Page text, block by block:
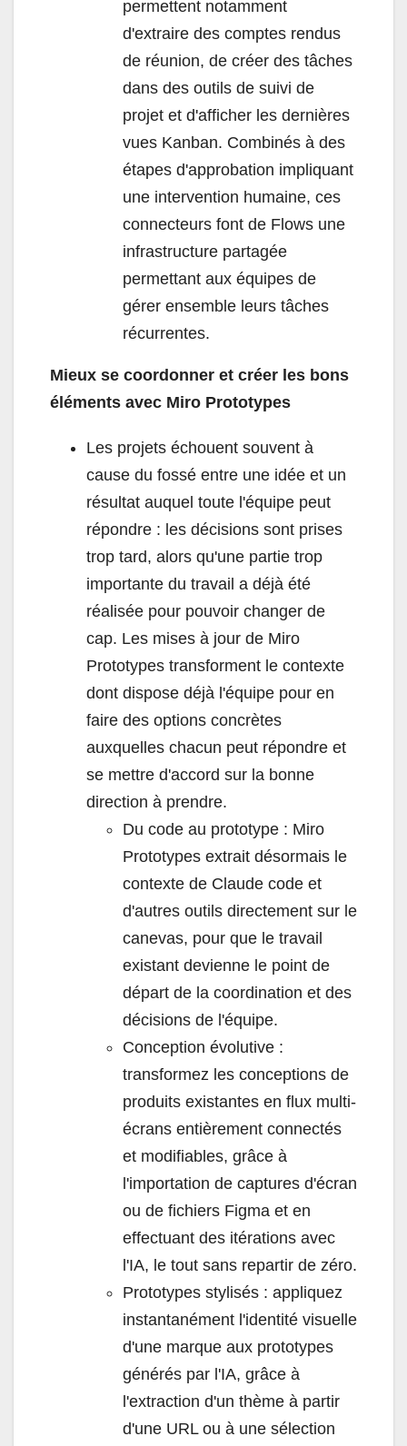
permettent notamment
d'extraire des comptes rendus
de réunion, de créer des tâches
dans des outils de suivi de
projet et d'afficher les dernières
vues Kanban. Combinés à des
étapes d'approbation impliquant
une intervention humaine, ces
connecteurs font de Flows une
infrastructure partagée
permettant aux équipes de
gérer ensemble leurs tâches
récurrentes.
Mieux se coordonner et créer les bons
éléments avec Miro Prototypes
Les projets échouent souvent à
cause du fossé entre une idée et un
résultat auquel toute l'équipe peut
répondre : les décisions sont prises
trop tard, alors qu'une partie trop
importante du travail a déjà été
réalisée pour pouvoir changer de
cap. Les mises à jour de Miro
Prototypes transforment le contexte
dont dispose déjà l'équipe pour en
faire des options concrètes
auxquelles chacun peut répondre et
se mettre d'accord sur la bonne
direction à prendre.
Du code au prototype : Miro
Prototypes extrait désormais le
contexte de Claude code et
d'autres outils directement sur le
canevas, pour que le travail
existant devienne le point de
départ de la coordination et des
décisions de l'équipe.
Conception évolutive :
transformez les conceptions de
produits existantes en flux multi-
écrans entièrement connectés
et modifiables, grâce à
l'importation de captures d'écran
ou de fichiers Figma et en
effectuant des itérations avec
l'IA, le tout sans repartir de zéro.
Prototypes stylisés : appliquez
instantanément l'identité visuelle
d'une marque aux prototypes
générés par l'IA, grâce à
l'extraction d'un thème à partir
d'une URL ou à une sélection